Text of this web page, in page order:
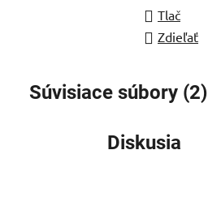
Tlač
Zdieľať
Súvisiace súbory (2)
Diskusia